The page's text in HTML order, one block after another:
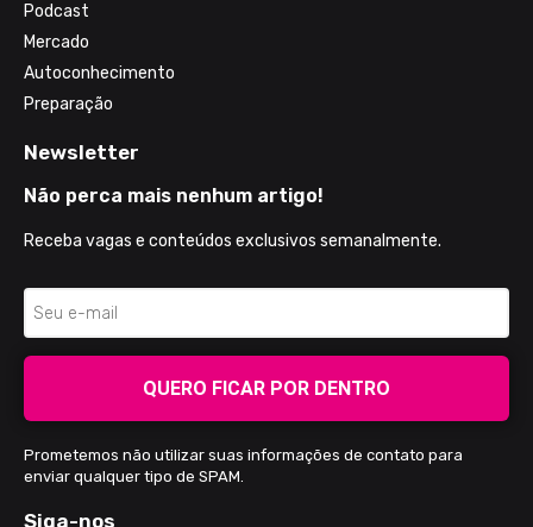
Podcast
Mercado
Autoconhecimento
Preparação
Newsletter
Não perca mais nenhum artigo!
Receba vagas e conteúdos exclusivos semanalmente.
QUERO FICAR POR DENTRO
Prometemos não utilizar suas informações de contato para
enviar qualquer tipo de SPAM.
Siga-nos